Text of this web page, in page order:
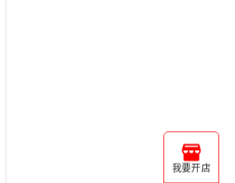
我要开店